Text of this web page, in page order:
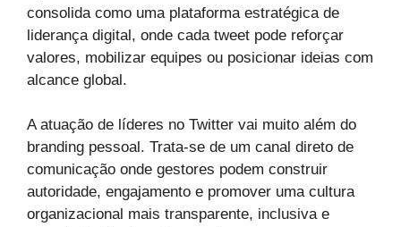
consolida como uma plataforma estratégica de
liderança digital, onde cada tweet pode reforçar
valores, mobilizar equipes ou posicionar ideias com
alcance global.
A atuação de líderes no Twitter vai muito além do
branding pessoal. Trata-se de um canal direto de
comunicação onde gestores podem construir
autoridade, engajamento e promover uma cultura
organizacional mais transparente, inclusiva e